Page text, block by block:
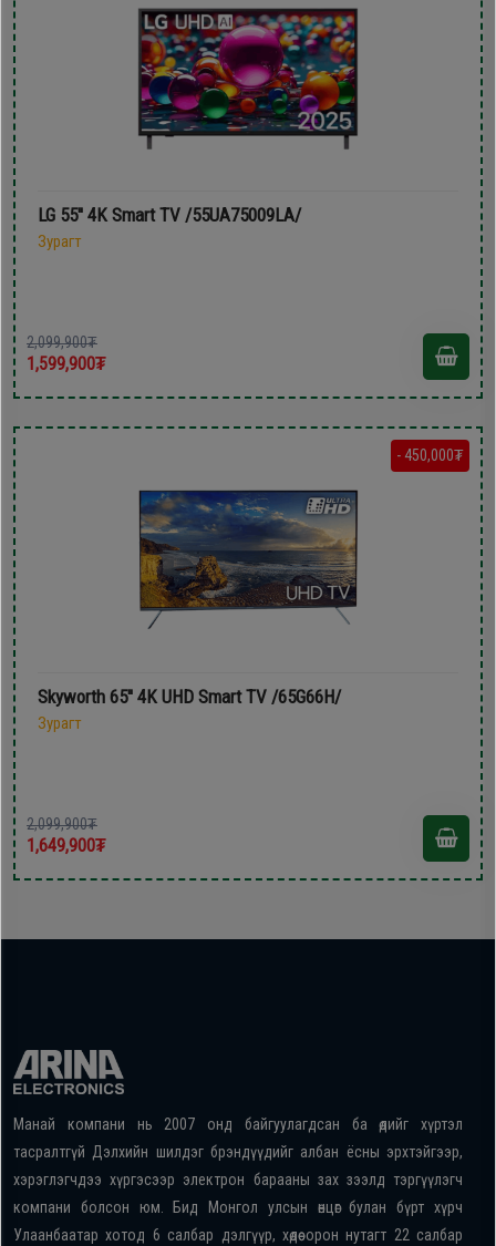
LG 55'' 4K Smart TV /55UA75009LA/
Зурагт
2,099,900₮
1,599,900₮
- 450,000₮
Skyworth 65'' 4K UHD Smart TV /65G66H/
Зурагт
2,099,900₮
1,649,900₮
Манай компани нь 2007 онд байгуулагдсан ба өдийг хүртэл
тасралтгүй Дэлхийн шилдэг брэндүүдийг албан ёсны эрхтэйгээр,
хэрэглэгчдээ хүргэсээр электрон барааны зах зээлд тэргүүлэгч
компани болсон юм. Бид Монгол улсын өнцөг булан бүрт хүрч
Улаанбаатар хотод 6 салбар дэлгүүр, хөдөө орон нутагт 22 салбар